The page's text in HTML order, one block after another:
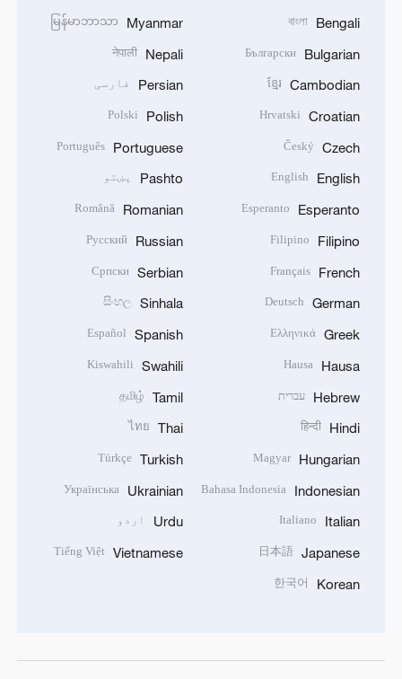
Bengali
বাংলা
Bulgarian
Български
Cambodian
ខ្មែរ
Croatian
Hrvatski
Czech
Český
English
English
Esperanto
Esperanto
Filipino
Filipino
French
Français
German
Deutsch
Greek
Ελληνικά
Hausa
Hausa
Hebrew עברית
Hindi
हिन्दी
Hungarian
Magyar
Indonesian
Bahasa Indonesia
Italian
Italiano
Japanese
日本語
Korean
한국어
Myanmar
မြန်မာဘာသာ
Nepali
नेपाली
Persian فارسی
Polish
Polski
Portuguese
Português
Pashto پښتو
Romanian
Română
Russian
Русский
Serbian
Српски
Sinhala
සිංහල
Spanish
Español
Swahili
Kiswahili
Tamil
தமிழ்
Thai
ไทย
Turkish
Türkçe
Ukrainian
Українська
Urdu اردو
Vietnamese
Tiếng Việt